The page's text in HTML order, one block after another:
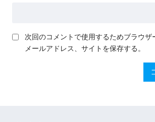
次回のコメントで使用するためブラウザ
メールアドレス、サイトを保存する。